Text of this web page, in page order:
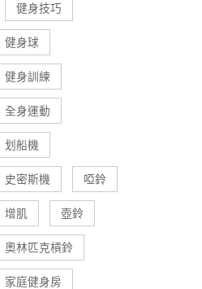
健身技巧
健身球
健身訓練
全身運動
划船機
史密斯機 啞鈴
增肌 壺鈴
奧林匹克槓鈴
家庭健身房